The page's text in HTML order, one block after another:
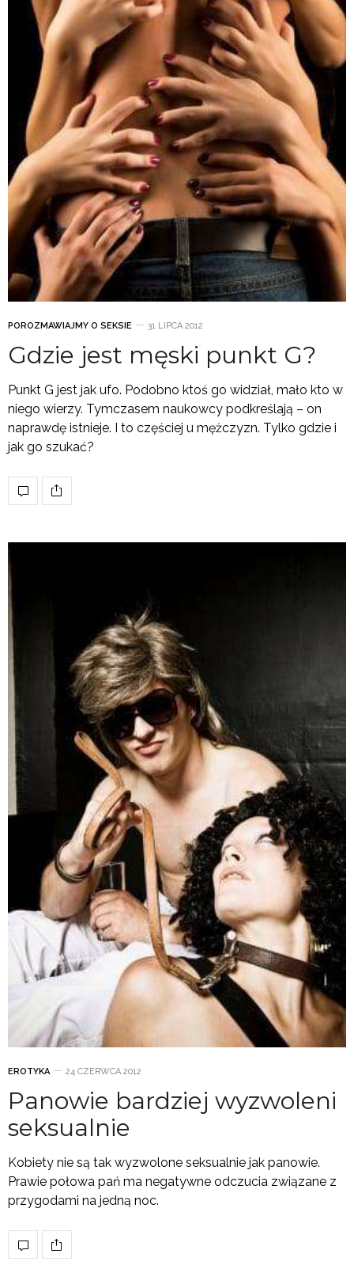
POROZMAWIAJMY O SEKSIE 31 LIPCA 2012
Gdzie jest męski punkt G?
Punkt G jest jak ufo. Podobno ktoś go widział, mało kto w
niego wierzy. Tymczasem naukowcy podkreślają – on
naprawdę istnieje. I to częściej u mężczyzn. Tylko gdzie i
jak go szukać?
EROTYKA 24 CZERWCA 2012
Panowie bardziej wyzwoleni
seksualnie
Kobiety nie są tak wyzwolone seksualnie jak panowie.
Prawie połowa pań ma negatywne odczucia związane z
przygodami na jedną noc.